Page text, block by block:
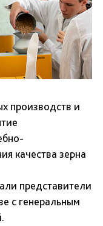
производств и
качества зерна
представители
с генеральным